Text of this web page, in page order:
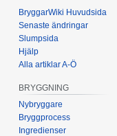
BryggarWiki Huvudsida
Senaste ändringar
Slumpsida
Hjälp
Alla artiklar A-Ö
BRYGGNING
Nybryggare
Bryggprocess
Ingredienser